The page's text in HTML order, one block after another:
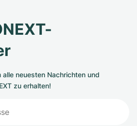
alle neuesten Nachrichten und
zu erhalten!